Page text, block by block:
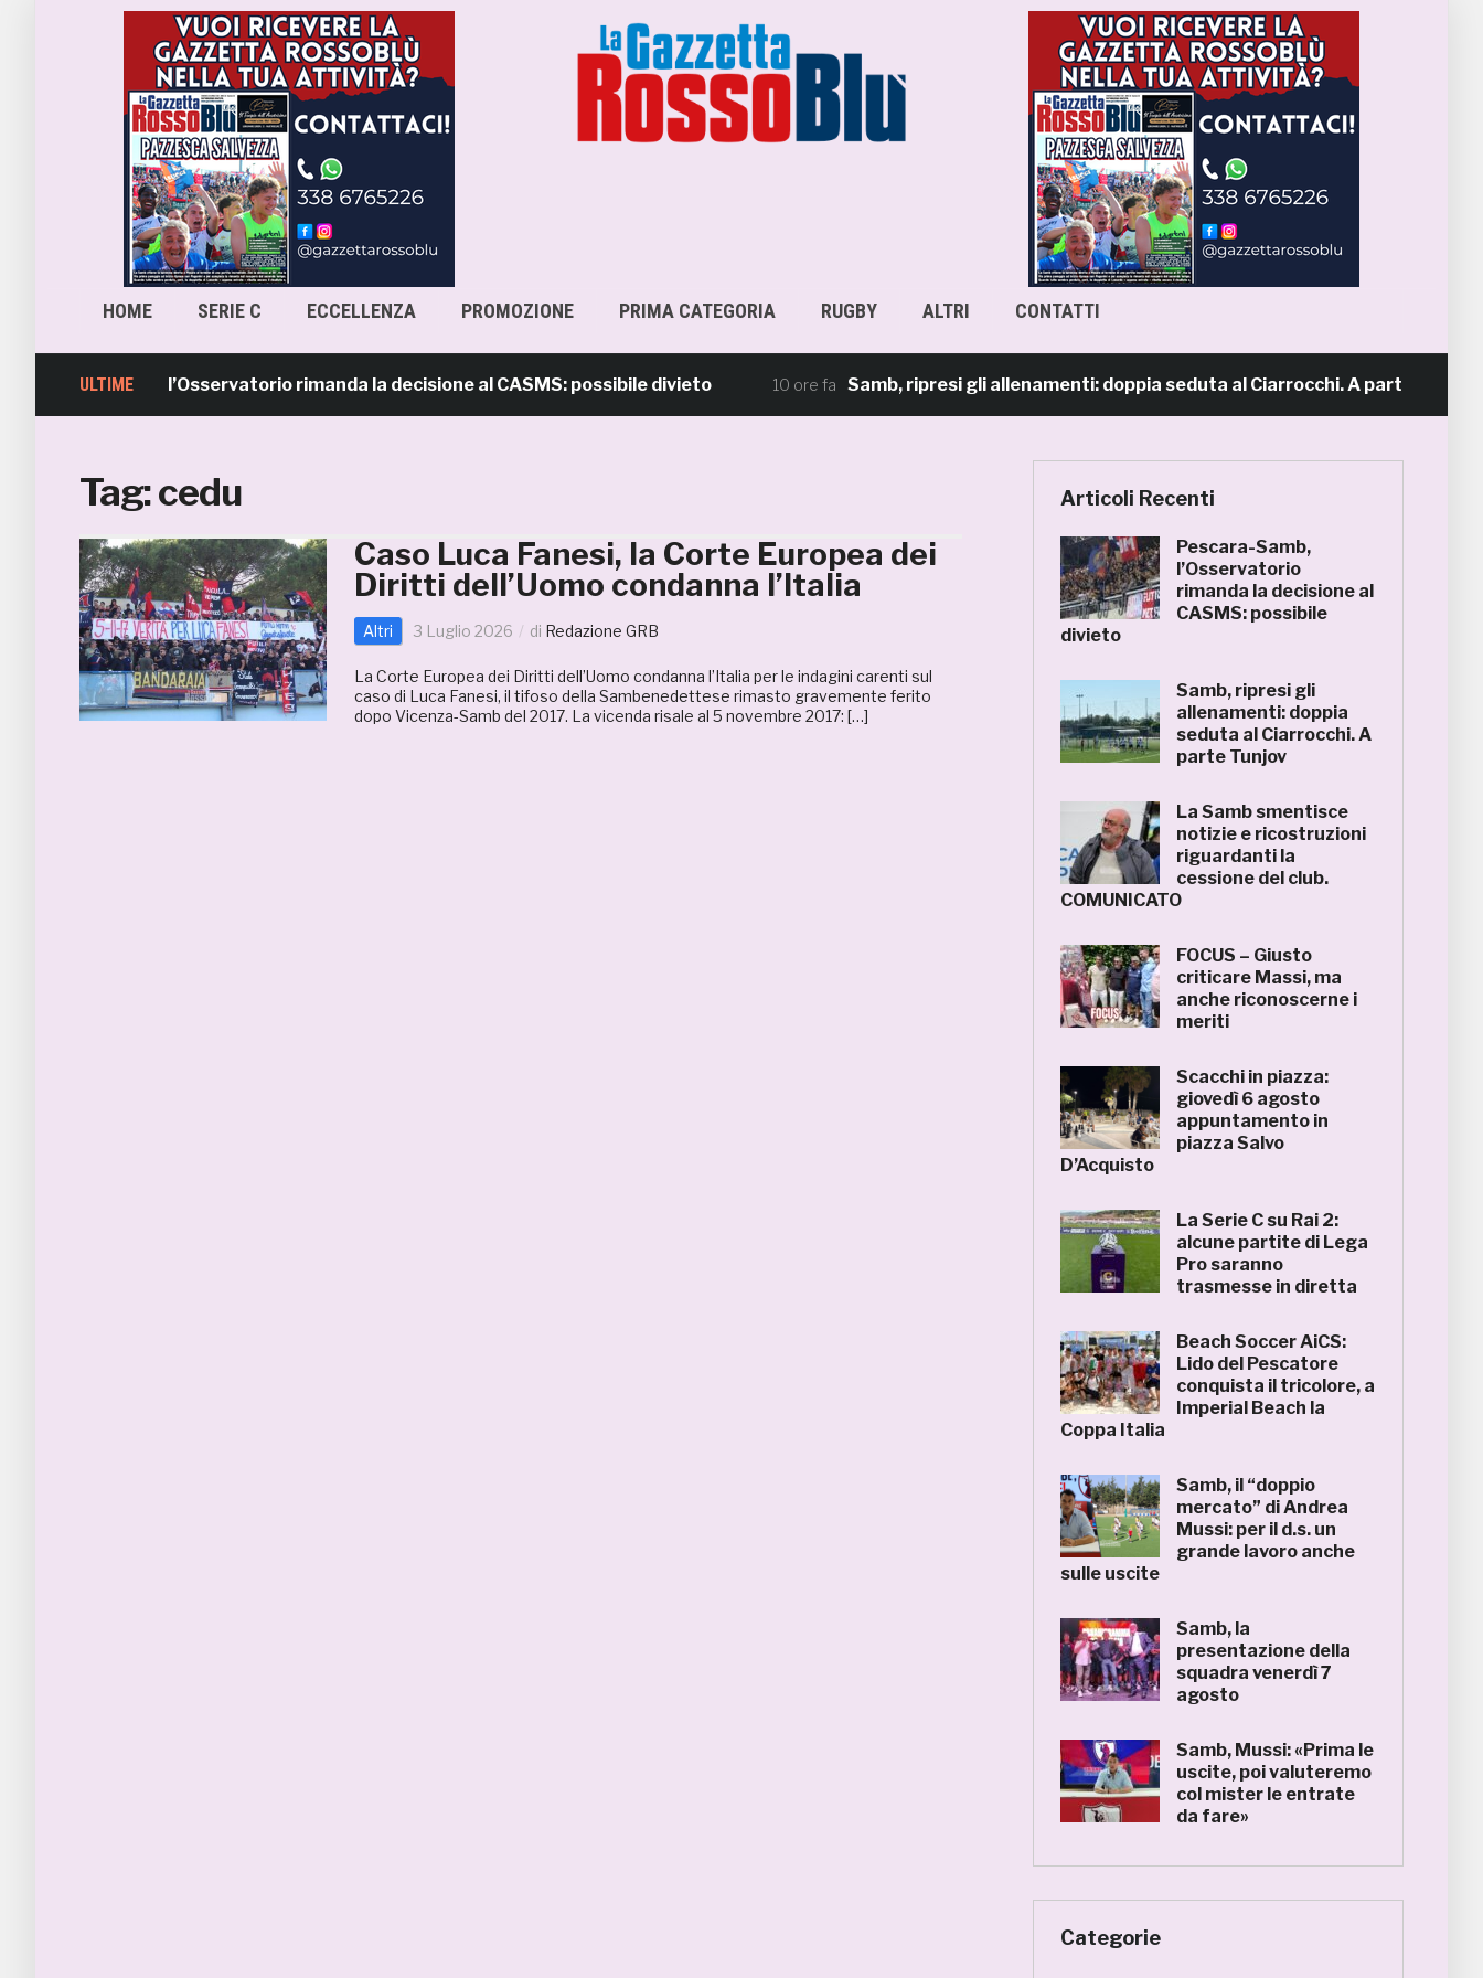
HOME SERIE C ECCELLENZA PROMOZIONE PRIMA CATEGORIA RUGBY ALTRI CONTATTI
ULTIME
Samb, l’Osservatorio rimanda la decisione al CASMS: possibile divieto 10 ore fa Samb, ripresi gli allenamenti: doppia seduta al Ciarrocchi. A parte Tunjov
Tag:cedu
Caso Luca Fanesi, la Corte Europea dei
Diritti dell’Uomo condanna l’Italia
Altri 3 Luglio 2026 di Redazione GRB
La Corte Europea dei Diritti dell’Uomo condanna l’Italia per le indagini carenti sul
caso di Luca Fanesi, il tifoso della Sambenedettese rimasto gravemente ferito
dopo Vicenza-Samb del 2017. La vicenda risale al 5 novembre 2017: […]
Articoli Recenti
Pescara-Samb,
l’Osservatorio
rimanda la decisione al
CASMS: possibile
divieto
Samb, ripresi gli
allenamenti: doppia
seduta al Ciarrocchi. A
parte Tunjov
La Samb smentisce
notizie e ricostruzioni
riguardanti la
cessione del club.
COMUNICATO
FOCUS – Giusto
criticare Massi, ma
anche riconoscerne i
meriti
Scacchi in piazza:
giovedì 6 agosto
appuntamento in
piazza Salvo
D’Acquisto
La Serie C su Rai 2:
alcune partite di Lega
Pro saranno
trasmesse in diretta
Beach Soccer AiCS:
Lido del Pescatore
conquista il tricolore, a
Imperial Beach la
Coppa Italia
Samb, il “doppio
mercato” di Andrea
Mussi: per il d.s. un
grande lavoro anche
sulle uscite
Samb, la
presentazione della
squadra venerdì 7
agosto
Samb, Mussi: «Prima le
uscite, poi valuteremo
col mister le entrate
da fare»
Categorie